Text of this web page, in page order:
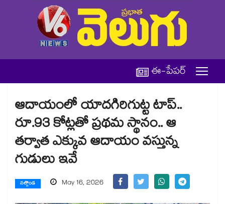
ఈ-పేపర్
ఆదాయంలో యాదగిరిగుట్ట టాప్..
రూ.93 కోట్లతో ప్రథమ స్థానం.. ఆ
తర్వాత ఎక్కువ ఆదాయం వస్తున్న
గుడులు ఇవే
నల్గొండ May 16, 2026